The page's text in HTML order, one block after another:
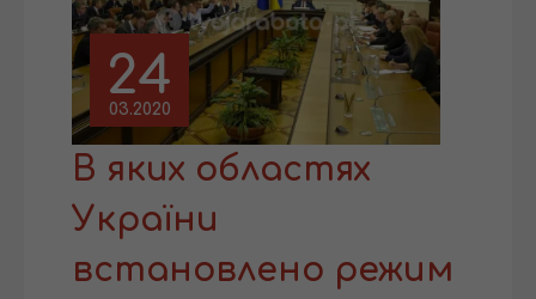
24
03.2020
В яких областях
України
встановлено режим